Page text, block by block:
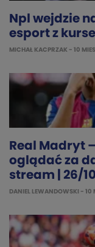
Npl wejdzie
esport z
MICHAŁ KACPRZAK - 10
Real Madryt
oglądać za
stream | 26/
DANIEL LEWANDOWSKI - 10